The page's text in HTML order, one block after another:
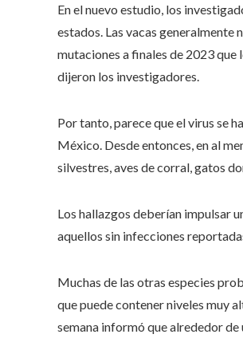
En el nuevo estudio, los
estados. Las vacas
mutaciones a finales de 2023 que
dijeron los investigadores.
Por tanto, parece que el virus se
México. Desde entonces, en al
silvestres, aves de corral, gatos
Los hallazgos deberían impulsar
aquellos sin infecciones
Muchas de las otras especies
que puede contener niveles muy
semana informó que alrededor